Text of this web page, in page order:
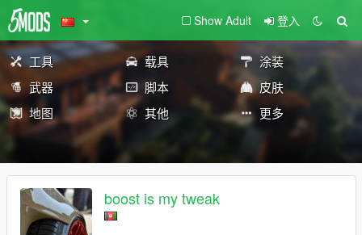
Show Adult 登入
工具 载具
涂装
武器
脚本
皮肤
地图
其他 更多
boost is my tweak